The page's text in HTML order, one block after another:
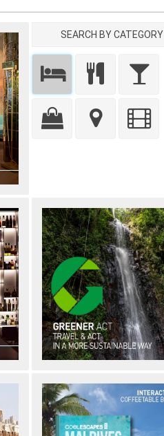
SEARCH BY CATEGORY